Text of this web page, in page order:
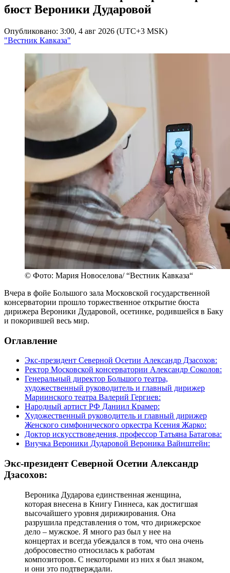
бюст Вероники Дударовой
Опубликовано: 3:00, 4 авг 2026 (UTC+3 MSK)
"Вестник Кавказа"
© Фото: Мария Новоселова/ “Вестник Кавказа“
Вчера в фойе Большого зала Московской государственной
консерватории прошло торжественное открытие бюста
дирижера Вероники Дударовой, осетинке, родившейся в Баку
и покорившей весь мир.
Оглавление
Экс-президент Северной Осетии Александр Дзасохов:
Ректор Московской консерватории Александр Соколов:
Генеральный директор Большого театра,
художественный руководитель и главный дирижер
Мариинского театра Валерий Гергиев:
Народный артист РФ Даниил Крамер:
Художественный руководитель и главный дирижер
Женского симфонического оркестра Ксения Жарко:
Доктор искусствоведения, профессор Татьяна Батагова:
Внучка Вероники Дударовой Вероника Вайнштейн:
Экс-президент Северной Осетии Александр
Дзасохов:
Вероника Дударова единственная женщина,
которая внесена в Книгу Гиннеса, как достигшая
высочайшего уровня дирижирования. Она
разрушила представления о том, что дирижерское
дело – мужское. Я много раз был у нее на
концертах и всегда убеждался в том, что она очень
добросовестно относилась к работам
композиторов. С некоторыми из них я был знаком,
и они это подтверждали.